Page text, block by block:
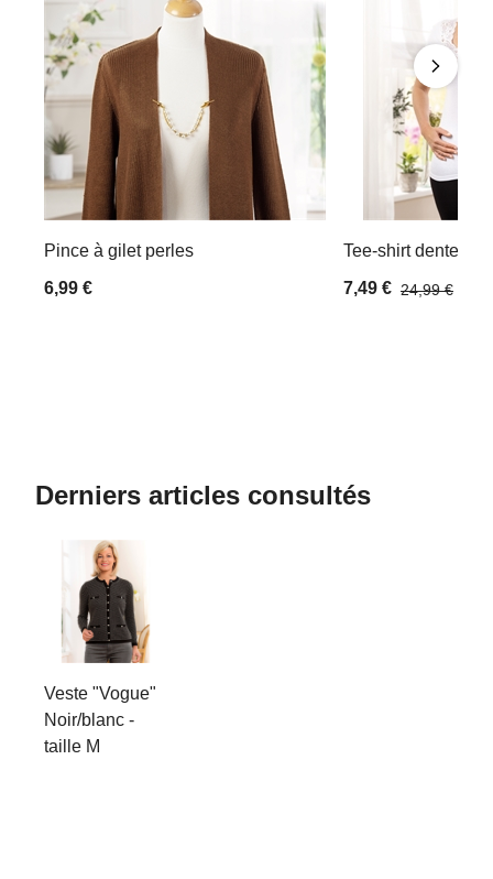
Pince à gilet perles
6,99 €
Tee-shirt dentelle
7,49 € 24,99 €
Derniers articles consultés
Veste "Vogue"
Noir/blanc -
taille M